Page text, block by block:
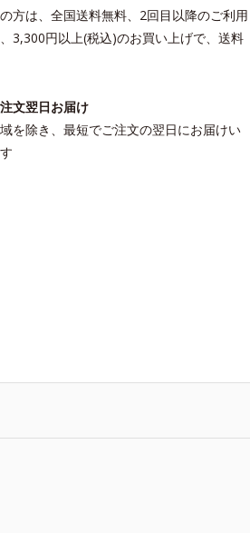
方は、全国送料無料、2回目以降のご利用
3,300円以上(税込)のお買い上げで、送料
文翌日お届け
を除き、最短でご注文の翌日にお届けい